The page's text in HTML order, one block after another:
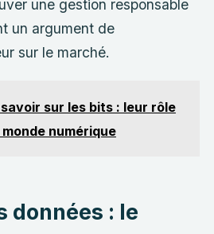
une gestion responsable
un argument de
sur le marché.
sur les bits : leur rôle
numérique
données : le